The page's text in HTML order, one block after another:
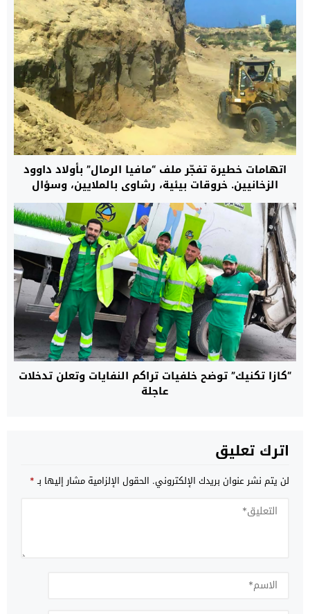
اتهامات خطيرة تفجّر ملف “مافيا الرمال” بأولاد داوود
الزخانيين. خروقات بيئية، رشاوى بالملايين، وسؤال
المحاسبة الغائب بإقليم الناظور
“كازا تكنيك” توضح خلفيات تراكم النفايات وتعلن تدخلات
عاجلة
اترك تعليق
لن يتم نشر عنوان بريدك الإلكتروني. الحقول الإلزامية مشار إليها بـ*